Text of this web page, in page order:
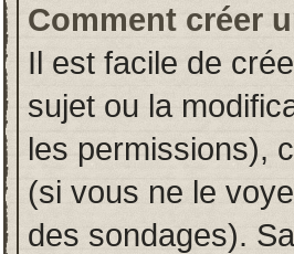
Comment créer
Il est facile de
sujet ou la
les permissions),
(si vous ne le
des sondages).